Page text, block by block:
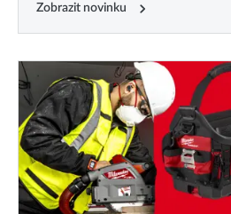
Zobrazit novinku